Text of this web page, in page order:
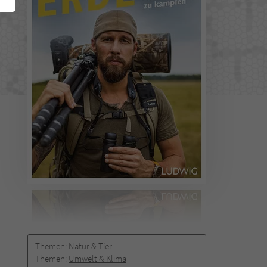
Themen: Natur & Tier
Themen: Umwelt & Klima